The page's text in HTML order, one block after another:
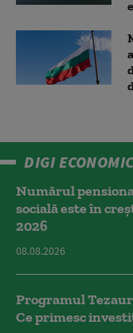
DIGI
Numărul
socială este în
2026
08.08.2026
Programul
Ce primesc